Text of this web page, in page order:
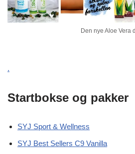
Den nye Aloe Vera
.
Startbokse og pakker
SYJ Sport & Wellness
SYJ Best Sellers C9 Vanilla